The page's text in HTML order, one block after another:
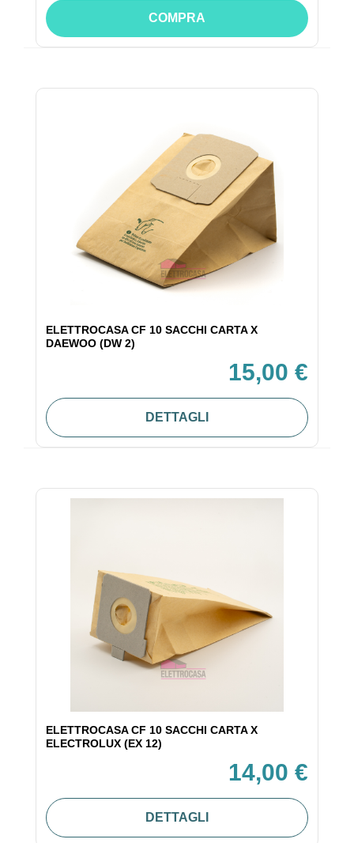
COMPRA
ELETTROCASA CF 10 SACCHI CARTA X
DAEWOO (DW 2)
15,00 €
DETTAGLI
ELETTROCASA CF 10 SACCHI CARTA X
ELECTROLUX (EX 12)
14,00 €
DETTAGLI